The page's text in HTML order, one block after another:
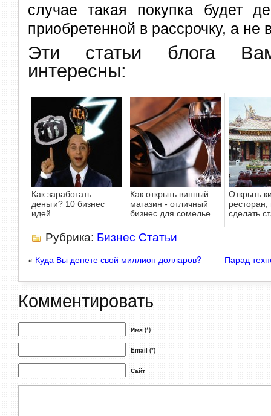
случае такая покупка будет
приобретенной в рассрочку, а не
Эти статьи блога
интересны:
Как заработать
деньги? 10 бизнес
идей
Как открыть винный
магазин - отличный
бизнес для сомелье
Открыть
ресторан,
сделать
Рубрика: Бизнес Статьи
« Куда Вы денете свой миллион долларов? Парад
Комментировать
Имя (*)
Email (*)
Сайт